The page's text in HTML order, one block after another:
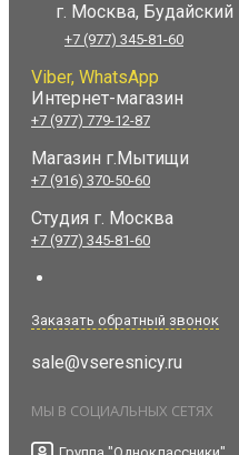
г. Москва, Будайский
+7 (977) 345-81-60
Viber, WhatsApp
Интернет-магазин
+7 (977) 779-12-87
Магазин г.Мытищи
+7 (916) 370-50-60
Студия г. Москва
+7 (977) 345-81-60
Заказать обратный звонок
sale@vseresnicy.ru
МЫ В СОЦИАЛЬНЫХ СЕТЯХ